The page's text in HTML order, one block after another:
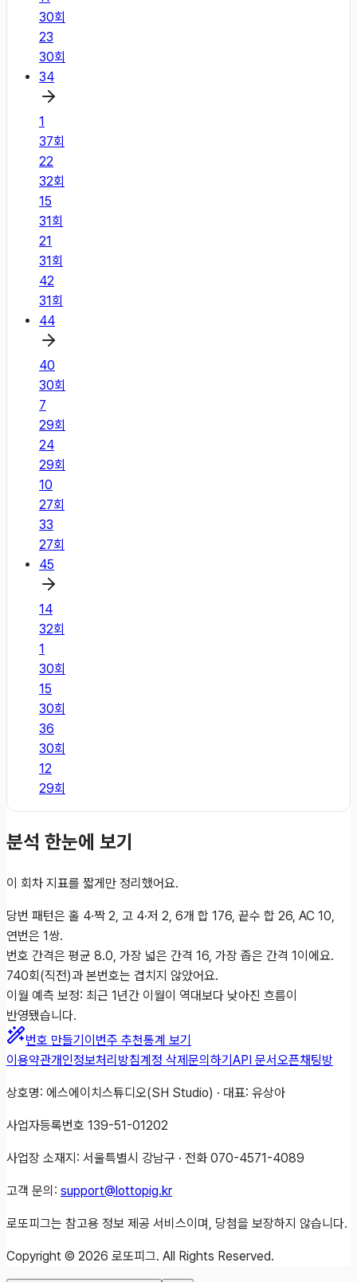
30회
23
30회
34
1
37회
22
32회
15
31회
21
31회
42
31회
44
40
30회
7
29회
24
29회
10
27회
33
27회
45
14
32회
1
30회
15
30회
36
30회
12
29회
분석 한눈에 보기
이 회차 지표를 짧게만 정리했어요.
당번 패턴은 홀 4·짝 2, 고 4·저 2, 6개 합 176, 끝수 합 26, AC 10,
연번은 1쌍.
번호 간격은 평균 8.0, 가장 넓은 간격 16, 가장 좁은 간격 1이에요.
740회(직전)과 본번호는 겹치지 않았어요.
이월 예측 보정: 최근 1년간 이월이 역대보다 낮아진 흐름이
반영됐습니다.
번호 만들기 이번주 추천통계 보기
이용약관개인정보처리방침계정 삭제 문의하기 API 문서오픈채팅방
상호명: 에스에이치스튜디오(SH Studio) · 대표: 유상아
사업자등록번호 139-51-01202
사업장 소재지: 서울특별시 강남구 · 전화 070-4571-4089
고객 문의: support@lottopig.kr
로또피그는 참고용 정보 제공 서비스이며, 당첨을 보장하지 않습니다.
Copyright © 2026 로또피그. All Rights Reserved.